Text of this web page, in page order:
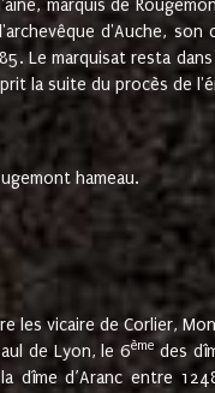
marquis de
d'Auche, son
Le marquisat resta dans
prit la suite du procès de
hameau.
les vicaire de Corlier,
de Lyon, le 6ème des
dîme d’Aranc entre